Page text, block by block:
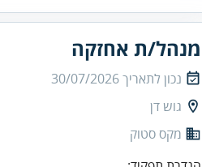
מנהל/ת אחזקה
נכון לתאריך30/07/2026
גוש דן
מקס סטוק